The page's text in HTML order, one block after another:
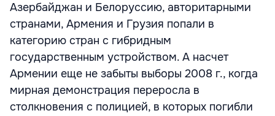
Азербайджан и Белоруссию, авторитарными
странами, Армения и Грузия попали в
категорию стран с гибридным
государственным устройством. А насчет
Армении еще не забыты выборы 2008 г., когда
мирная демонстрация переросла в
столкновения с полицией, в которых погибли